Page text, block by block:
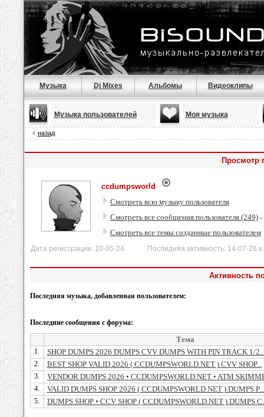
Музыка Dj Mixes Альбомы Видеоклипы
Музыка пользователей Моя музыка
назад
Просмотр
ccdumpsworld
Смотреть всю музыку пользователя
Смотреть все сообщения пользователя (249)-
Смотреть все темы созданные пользователем
Дата регистрации: 10-05-24 Последняя активность: 14-07-26 в
Активность
Последняя музыка, добавленная пользователем:
Последние сообщения с форума:
Тема
1. SHOP DUMPS 2026 DUMPS CVV DUMPS WITH PIN TRACK 1/
2. BEST SHOP VALID 2026 ( CCDUMPSWORLD.NET ) CVV SHOP...
3. VENDOR DUMPS 2026 • CCDUMPSWORLD.NET • ATM
4. VALID DUMPS SHOP 2026 ( CCDUMPSWORLD.NET ) DUMPS P...
5. DUMPS SHOP • CCV SHOP ( CCDUMPSWORLD.NET ) DUMPS